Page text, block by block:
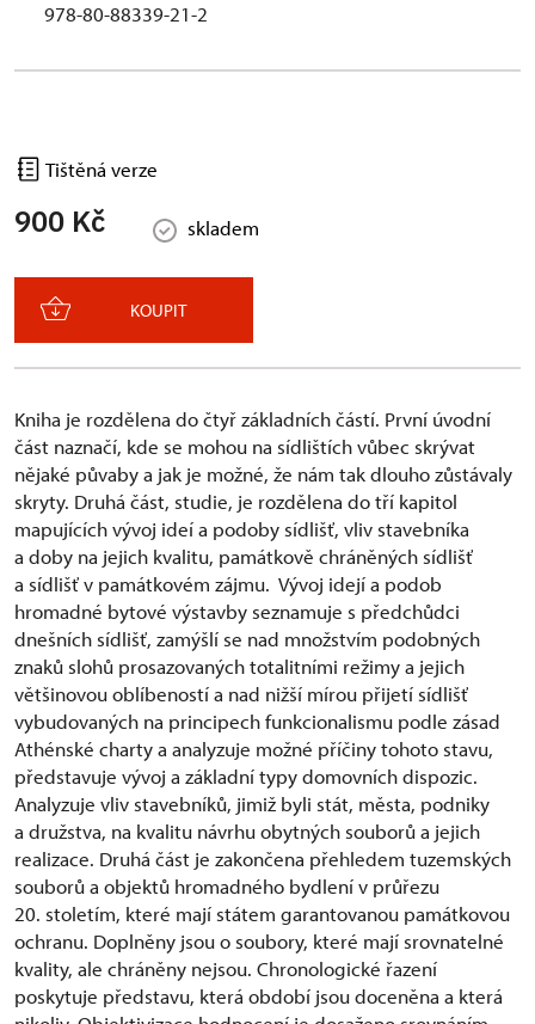
978-80-88339-21-2
Tištěná verze
900 Kč skladem
KOUPIT
Kniha je rozdělena do čtyř základních částí. První úvodní
část naznačí, kde se mohou na sídlištích vůbec skrývat
nějaké půvaby a jak je možné, že nám tak dlouho zůstávaly
skryty. Druhá část, studie, je rozdělena do tří kapitol
mapujících vývoj ideí a podoby sídlišť, vliv stavebníka
a doby na jejich kvalitu, památkově chráněných sídlišť
a sídlišť v památkovém zájmu. Vývoj idejí a podob
hromadné bytové výstavby seznamuje s předchůdci
dnešních sídlišť, zamýšlí se nad množstvím podobných
znaků slohů prosazovaných totalitními režimy a jejich
většinovou oblíbeností a nad nižší mírou přijetí sídlišť
vybudovaných na principech funkcionalismu podle zásad
Athénské charty a analyzuje možné příčiny tohoto stavu,
představuje vývoj a základní typy domovních dispozic.
Analyzuje vliv stavebníků, jimiž byli stát, města, podniky
a družstva, na kvalitu návrhu obytných souborů a jejich
realizace. Druhá část je zakončena přehledem tuzemských
souborů a objektů hromadného bydlení v průřezu
20. stoletím, které mají státem garantovanou památkovou
ochranu. Doplněny jsou o soubory, které mají srovnatelné
kvality, ale chráněny nejsou. Chronologické řazení
poskytuje představu, která období jsou doceněna a která